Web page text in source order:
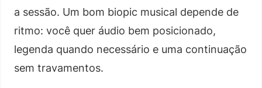
a sessão. Um bom biopic musical depende de
ritmo: você quer áudio bem posicionado,
legenda quando necessário e uma continuação
sem travamentos.